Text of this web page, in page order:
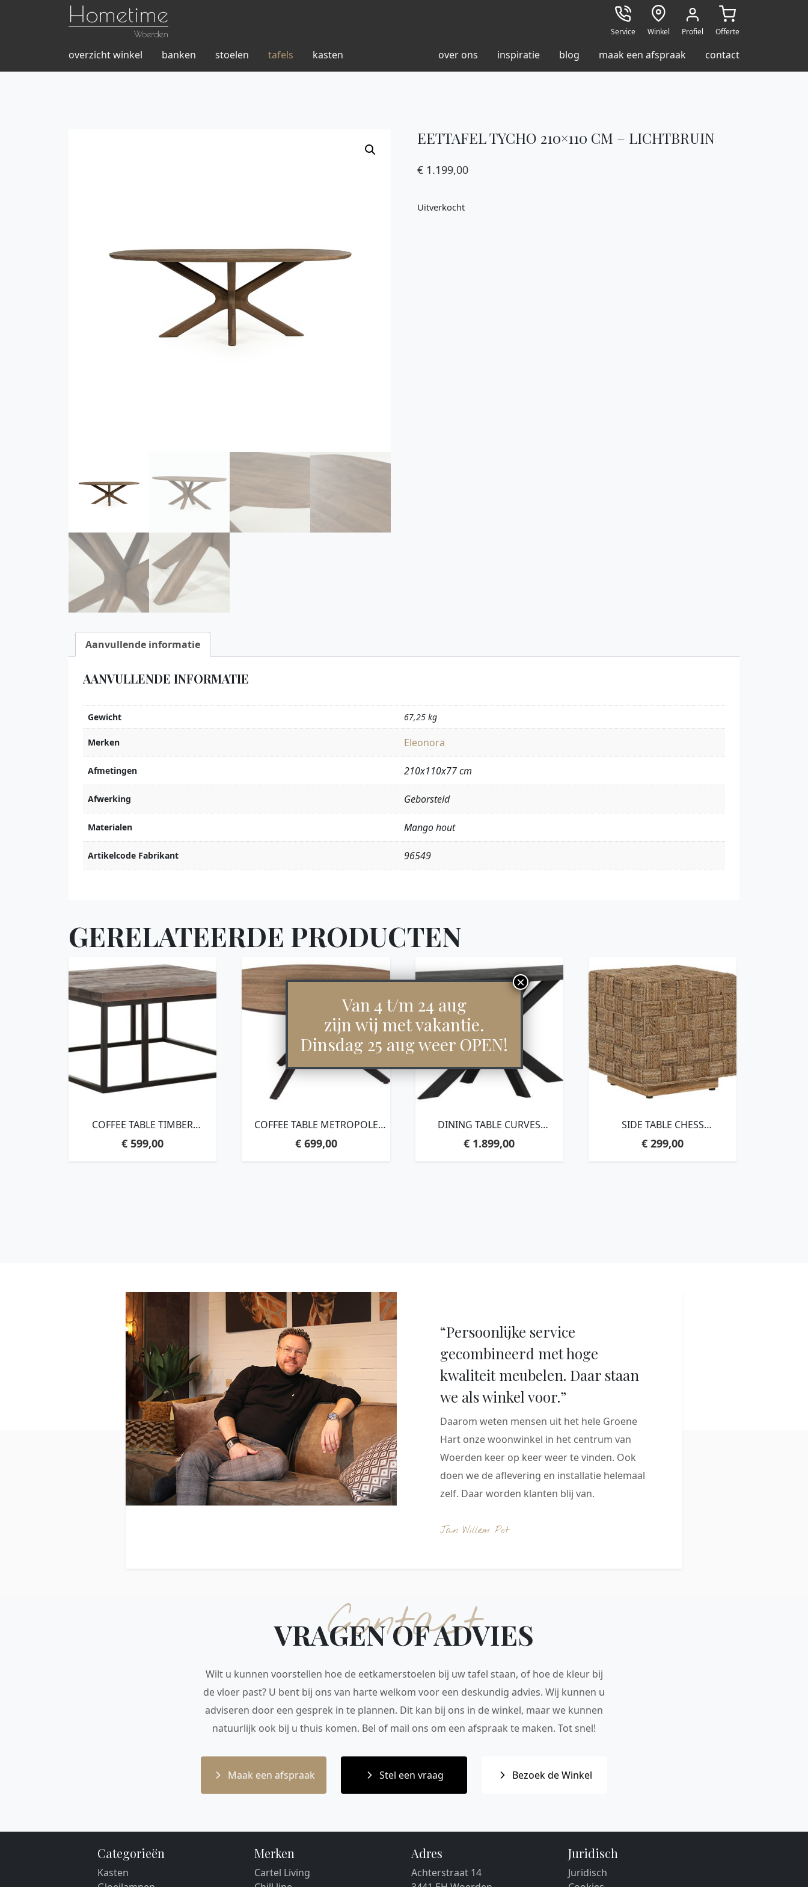
Service Winkel Profiel Offerte
overzicht winkel banken stoelen tafels kasten over ons inspiratie blog maak een afspraak contact
EETTAFEL TYCHO 210×110 CM – LICHTBRUIN
€ 1.199,00
Uitverkocht
Aanvullende informatie
AANVULLENDE INFORMATIE
Gewicht 67,25 kg
Merken Eleonora
Afmetingen 210x110x77 cm
Afwerking Geborsteld
Materialen Mango hout
Artikelcode Fabrikant 96549
GERELATEERDE PRODUCTEN
COFFEE TABLE TIMBER
SQUARE,35X80X80 CM, MIXED
WOOD
€ 599,00
COFFEE TABLE METROPOLE
ROUND,38XØ90 CM, RECYCLED
TEAKWOOD
€699,00
DINING TABLE CURVES
RECTANGULAR
BLACK,78X210X100 CM,
€ 1.899,00
SIDE TABLE CHESS
BOARD,43X40X40 CM, NATURAL
ABACA
€ 299,00
“Persoonlijke service
gecombineerd met hoge
kwaliteit meubelen. Daar staan
we als winkel voor.”
Daarom weten mensen uit het hele Groene
Hart onze woonwinkel in het centrum van
Woerden keer op keer weer te vinden. Ook
doen we de aflevering en installatie helemaal
zelf. Daar worden klanten blij van.
Jan Willem Pot
Contact
VRAGEN OF ADVIES
Wilt u kunnen voorstellen hoe de eetkamerstoelen bij uw tafel staan, of hoe de kleur bij
de vloer past? U bent bij ons van harte welkom voor een deskundig advies. Wij kunnen u
adviseren door een gesprek in te plannen. Dit kan bij ons in de winkel, maar we kunnen
natuurlijk ook bij u thuis komen. Bel of mail ons om een afspraak te maken. Tot snel!
Maak een afspraak Stel een vraag Bezoek de Winkel
Categorieën
Kasten
Merken
Cartel Living
Adres
Achterstraat 14
Juridisch
Juridisch
Van 4 t/m 24 aug
zijn wij met vakantie.
Dinsdag 25 aug weer OPEN!